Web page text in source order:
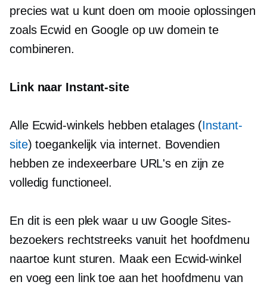
precies wat u kunt doen om mooie oplossingen
zoals Ecwid en Google op uw domein te
combineren.
Link naar Instant-site
Alle Ecwid-winkels hebben etalages (Instant-
site) toegankelijk via internet. Bovendien
hebben ze indexeerbare URL's en zijn ze
volledig functioneel.
En dit is een plek waar u uw Google Sites-
bezoekers rechtstreeks vanuit het hoofdmenu
naartoe kunt sturen. Maak een Ecwid-winkel
en voeg een link toe aan het hoofdmenu van